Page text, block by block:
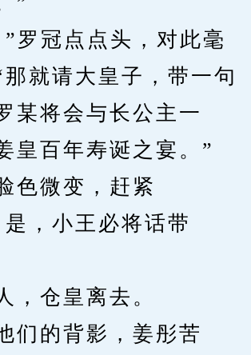
冠点点头，对此毫
就请大皇子，带一句
某将会与长公主一
皇百年寿诞之宴。”
微变，赶紧
，小王必将话带
仓皇离去。
的背影，姜彤苦